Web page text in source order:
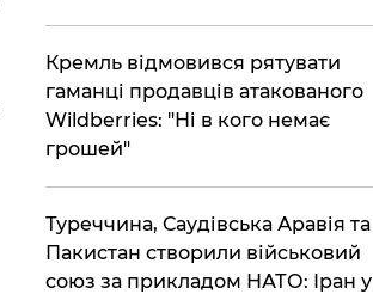
​Кремль відмовився рятувати
гаманці продавців атакованого
Wildberries: "Ні в кого немає
грошей"
​Туреччина, Саудівська Аравія та
Пакистан створили військовий
союз за прикладом НАТО: Іран у